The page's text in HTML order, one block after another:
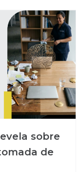
sobre
de